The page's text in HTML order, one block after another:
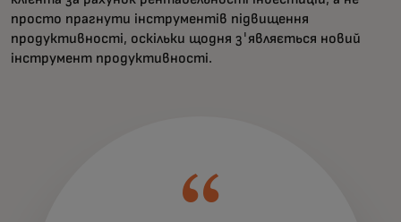
просто прагнути інструментів підвищення
продуктивності, оскільки щодня з'являється новий
інструмент продуктивності.